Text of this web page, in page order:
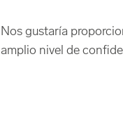
Nos gustaría
amplio nivel de